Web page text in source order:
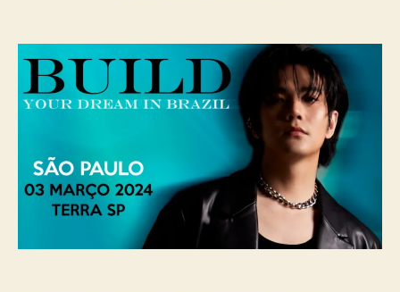
r
d
p
d
e
u
c
a
ç
u
l
d
a
p
n